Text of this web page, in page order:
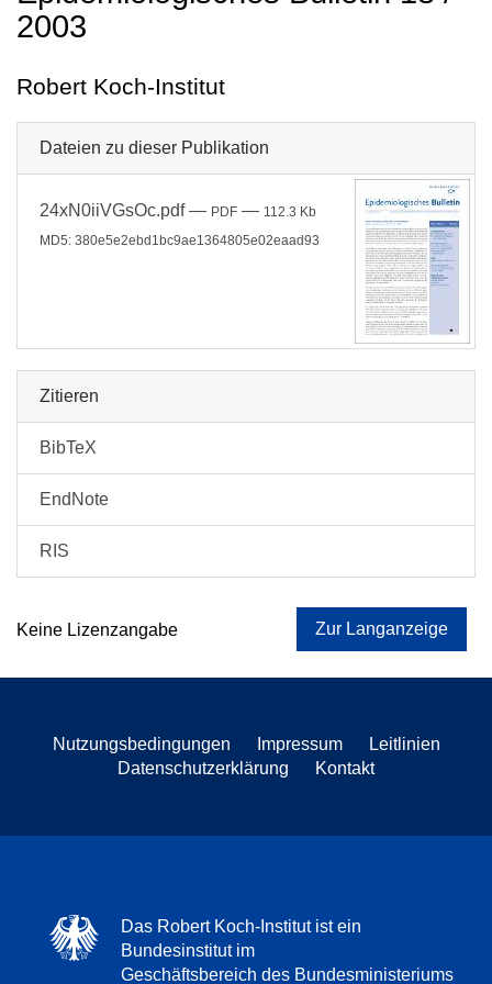
2003
Robert Koch-Institut
Dateien zu dieser Publikation
24xN0iiVGsOc.pdf— PDF — 112.3 Kb
MD5: 380e5e2ebd1bc9ae1364805e02eaad93
Zitieren
BibTeX
EndNote
RIS
Keine Lizenzangabe Zur Langanzeige
Nutzungsbedingungen Impressum
Leitlinien
Datenschutzerklärung
Kontakt
Das Robert Koch-Institut ist ein
Bundesinstitut im
Geschäftsbereich des Bundesministeriums